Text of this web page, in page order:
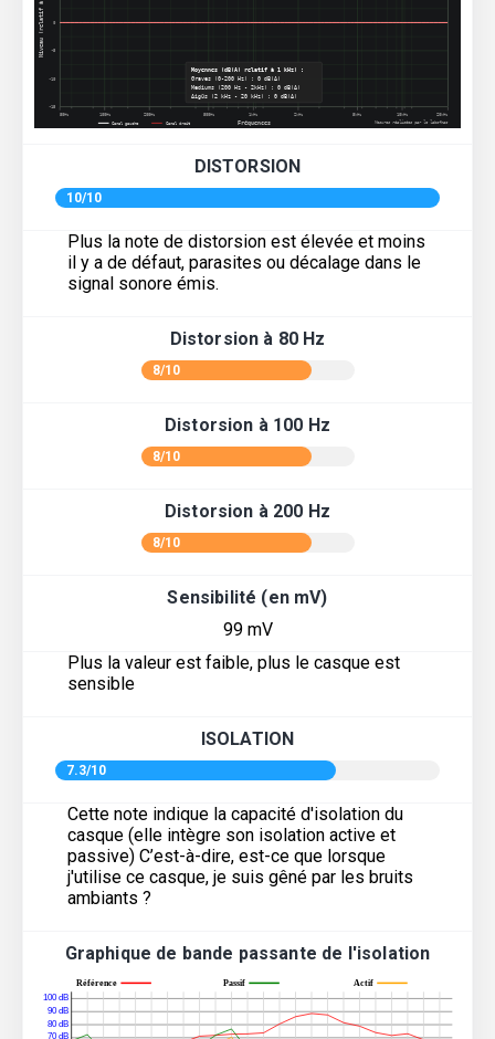
DISTORSION
10/10
Plus la note de distorsion est élevée et moins
il y a de défaut, parasites ou décalage dans le
signal sonore émis.
Distorsion à 80 Hz
8/10
Distorsion à 100 Hz
8/10
Distorsion à 200 Hz
8/10
Sensibilité (en mV)
99 mV
Plus la valeur est faible, plus le casque est
sensible
ISOLATION
7.3/10
Cette note indique la capacité d'isolation du
casque (elle intègre son isolation active et
passive) C’est-à-dire, est-ce que lorsque
j'utilise ce casque, je suis gêné par les bruits
ambiants ?
Graphique de bande passante de l'isolation